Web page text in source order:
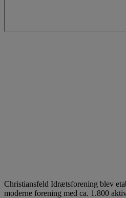
Christiansfeld Idrætsforening blev
moderne forening med ca. 1.800